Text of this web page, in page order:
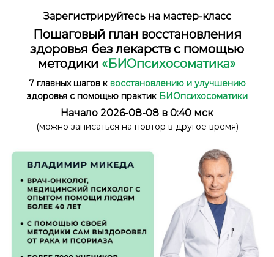
Зарегистрируйтесь на мастер-класс
Пошаговый план восстановления
здоровья без лекарств с помощью
методики «БИОпсихосоматика»
7 главных шагов к восстановлению и улучшению
здоровьяс помощью практик БИОпсихосоматики
Начало 2026-08-08 в 0:40 мск
(можно записаться на повтор в другое время)